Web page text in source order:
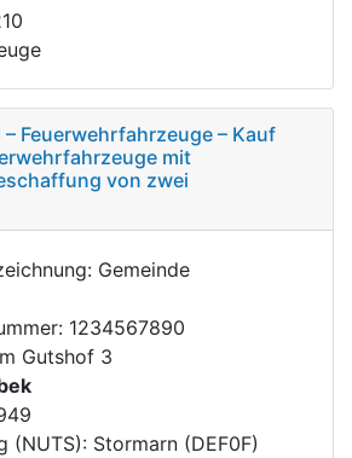
Feuerwehrfahrzeuge – Kauf
mit
von zwei
Gemeinde
1234567890
Gutshof 3
(NUTS): Stormarn (DEF0F)